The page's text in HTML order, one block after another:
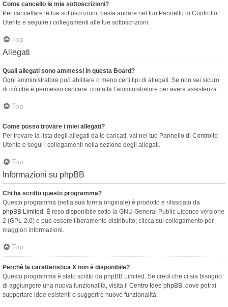
Come cancello le mie sottoscrizioni?
Per cancellare le tue sottoscrizioni, basta andare nel tuo Pannello di Controllo
Utente e seguire i collegamenti alle tue sottoscrizioni.
Top
Allegati
Quali allegati sono ammessi in questa Board?
Ogni amministratore può abilitare o meno certi tipi di allegati. Se non sei sicuro
di ciò che è permesso caricare, contatta l’amministratore per avere assistenza.
Top
Come posso trovare i miei allegati?
Per trovare la lista degli allegati da te caricati, vai nel tuo Pannello di Controllo
Utente e segui i collegamenti nella sezione degli allegati.
Top
Informazioni su phpBB
Chi ha scritto questo programma?
Questo programma (nella sua forma originale) è prodotto e rilasciato da
phpBB Limited . È reso disponibile sotto la GNU General Public Licence versione
2 (GPL-2.0) e può essere liberamente distribuito; clicca sul collegamento per
maggiori informazioni.
Top
Perché la caratteristica X non è disponibile?
Questo programma è stato scritto da phpBB Limited. Se credi che ci sia bisogno
di aggiungere una nuova funzionalità, visita il Centro Idee phpBB, dove potrai
supportare idee esistenti o suggerire nuove funzionalità.